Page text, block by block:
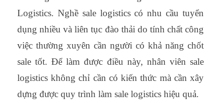
Logistics. Nghề sale logistics có nhu cầu tuyển
dụng nhiều và liên tục đào thải do tính chất công
việc thường xuyên cần người có khả năng chốt
sale tốt. Để làm được điều này, nhân viên sale
logistics không chỉ cần có kiến thức mà cần xây
dựng được quy trình làm sale logistics hiệu quả.